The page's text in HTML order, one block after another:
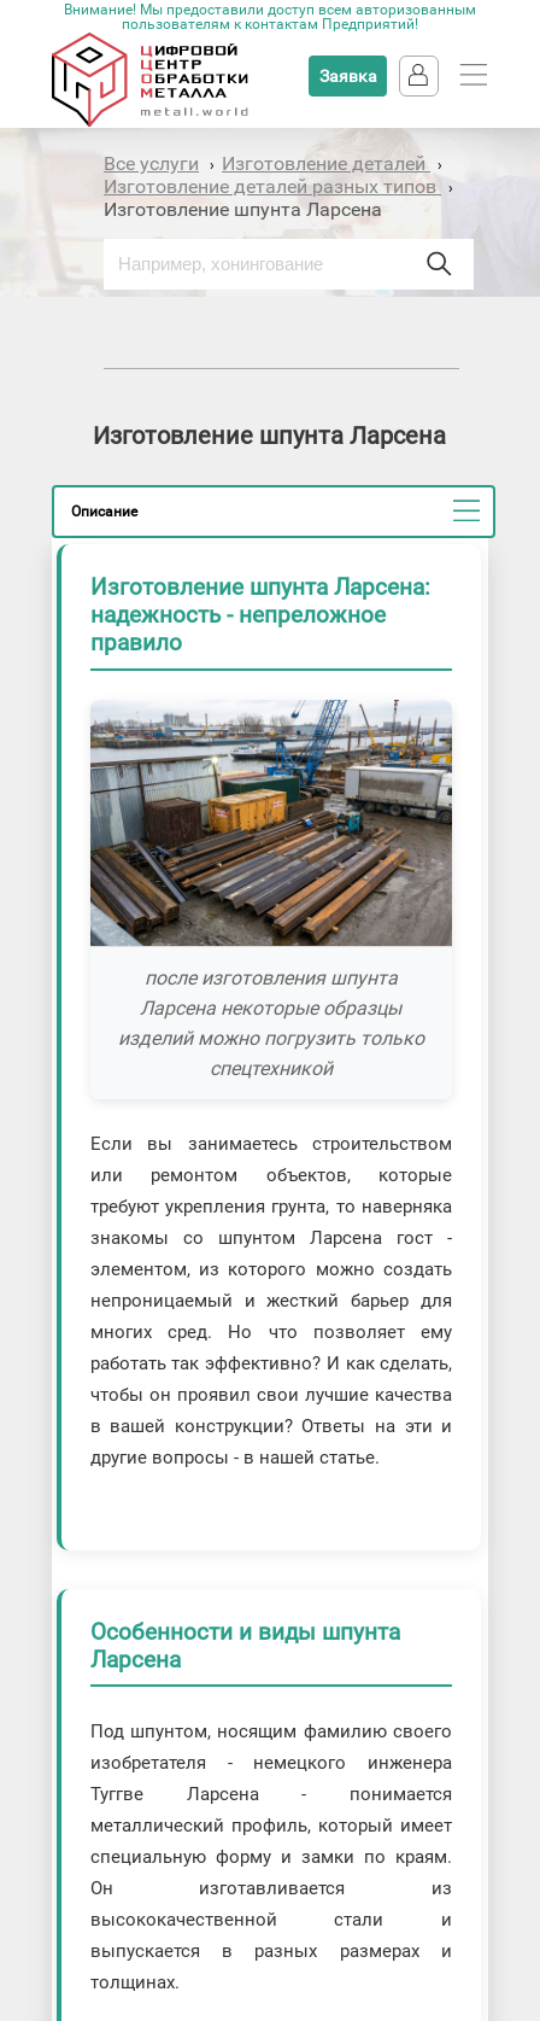
Внимание! Мы предоставили доступ всем авторизованным
пользователям к контактам Предприятий!
Заявка
Все услуги › Изготовление деталей ›
Изготовление деталей разных типов ›
Изготовление шпунта Ларсена
Изготовление шпунта Ларсена
Описание
Изготовление шпунта Ларсена:
надежность - непреложное
правило
после изготовления шпунта
Ларсена некоторые образцы
изделий можно погрузить только
спецтехникой
Если вы занимаетесь строительством
или ремонтом объектов, которые
требуют укрепления грунта, то наверняка
знакомы со шпунтом Ларсена гост -
элементом, из которого можно создать
непроницаемый и жесткий барьер для
многих сред. Но что позволяет ему
работать так эффективно? И как сделать,
чтобы он проявил свои лучшие качества
в вашей конструкции? Ответы на эти и
другие вопросы - в нашей статье.
Особенности и виды шпунта
Ларсена
Под шпунтом, носящим фамилию своего
изобретателя - немецкого инженера
Туггве Ларсена - понимается
металлический профиль, который имеет
специальную форму и замки по краям.
Он изготавливается из
высококачественной стали и
выпускается в разных размерах и
толщинах.